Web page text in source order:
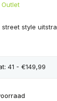
style
41 - €149,99